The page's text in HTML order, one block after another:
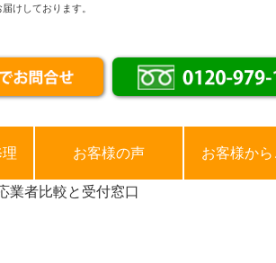
けしております。
お客様の声 お客様か
業者比較と受付窓口